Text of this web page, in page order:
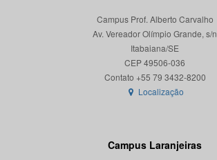
Campus Prof. Alberto Carvalho
Av. Vereador Olímpio Grande, s/n
Itabaiana/SE
CEP 49506-036
Localização
Campus Laranjeiras